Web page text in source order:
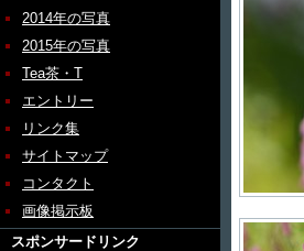
2014年の写真
2015年の写真
Tea茶・T
エントリー
リンク集
サイトマップ
コンタクト
画像掲示板
スポンサードリンク